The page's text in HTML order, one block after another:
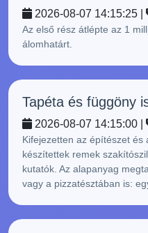
2026-08-07 14:15:25 |
Az első rész átlépte az 1
álomhatárt.
Tapéta és függöny
2026-08-07 14:15:00 |
Kifejezetten az építészet és
készítettek remek
kutatók. Az alapanyag
vagy a pizzatésztában is: